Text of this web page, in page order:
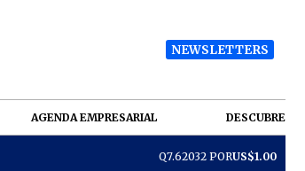
NEWSLETTERS
AGENDA EMPRESARIAL DESCUBRE
Q7.62032 PORUS$1.00